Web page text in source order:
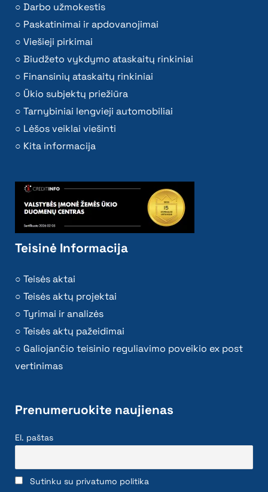
Darbo užmokestis
Paskatinimai ir apdovanojimai
Viešieji pirkimai
Biudžeto vykdymo ataskaitų rinkiniai
Finansinių ataskaitų rinkiniai
Ūkio subjektų priežiūra
Tarnybiniai lengvieji automobiliai
Lėšos veiklai viešinti
Kita informacija
Teisinė Informacija
Teisės aktai
Teisės aktų projektai
Tyrimai ir analizės
Teisės aktų pažeidimai
Galiojančio teisinio reguliavimo poveikio ex post
vertinimas
Prenumeruokite naujienas
El. paštas
Sutinku su privatumo politika